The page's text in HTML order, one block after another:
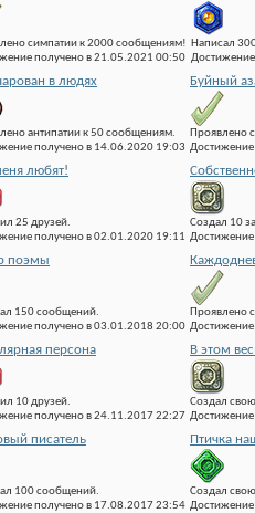
симпатии к 2000 сообщениям!
получено в 21.05.2021 00:50
Написал
в людях
антипатии к 50 сообщениям.
получено в 14.06.2020 19:03
Буйный
Проявлено
любят!
25 друзей.
получено в 02.01.2020 19:11
Создал 10
поэмы
150 сообщений.
получено в 03.01.2018 20:00
Проявлено
персона
10 друзей.
получено в 24.11.2017 22:27
В этом
Создал
писатель
100 сообщений.
получено в 17.08.2017 23:54
Птичка
Создал